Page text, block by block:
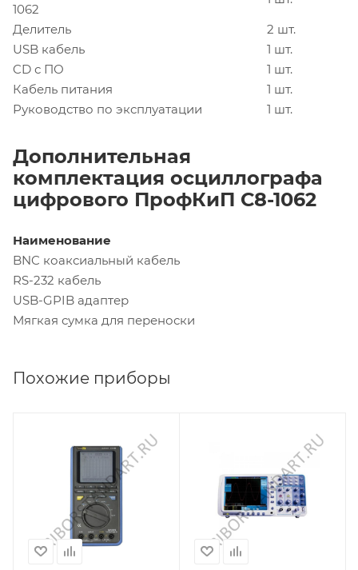
1062
Делитель
2 шт.
USB кабель
1 шт.
CD с ПО
1 шт.
Кабель питания
1 шт.
Руководство по эксплуатации
1 шт.
Дополнительная
комплектация осциллографа
цифрового ПрофКиП С8-1062
Наименование
BNC коаксиальный кабель
RS-232 кабель
USB-GPIB адаптер
Мягкая сумка для переноски
Похожие приборы